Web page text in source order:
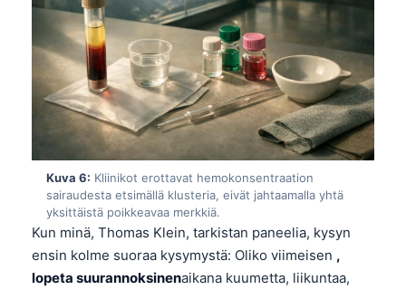
Kuva 6: Kliinikot erottavat hemokonsentraation
sairaudesta etsimällä klusteria, eivät jahtaamalla yhtä
yksittäistä poikkeavaa merkkiä.
Kun minä, Thomas Klein, tarkistan paneelia, kysyn
ensin kolme suoraa kysymystä: Oliko viimeisen ,
lopeta suurannoksinenaikana kuumetta, liikuntaa,
Български
Dansk
Nederlands
हिन्दी
Bahasa Indonesia
Հայերեն
Íslenska
Српски језик
Svenska